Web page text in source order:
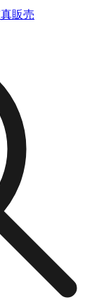
販売